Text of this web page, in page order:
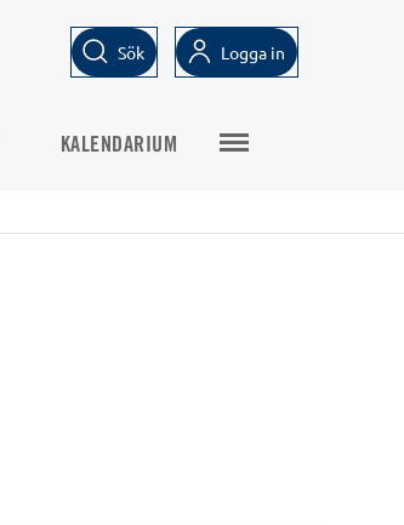
Sök Logga in
KALENDARIUM